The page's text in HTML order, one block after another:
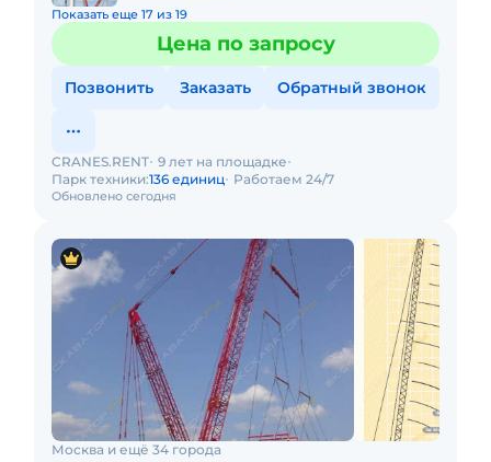
Показать еще 17 из 19
Цена по запросу
Позвонить Заказать Обратный звонок
Обновлено сегодня
CRANES.RENT 9 лет на площадке
Парк техники:136 единиц Работаем 24/7
Москва и ещё 34 города